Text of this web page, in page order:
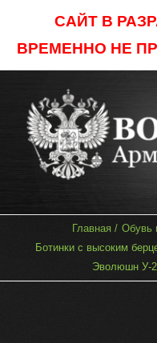
САЙТ В
ВРЕМЕННО НЕ
content
Главная Обувь
Ботинки с высоким
Эволюшн У-